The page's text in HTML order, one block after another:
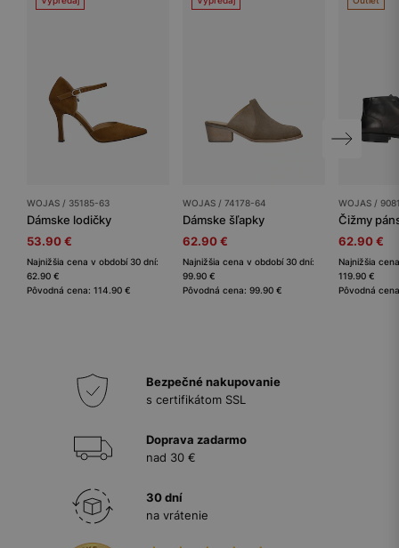
WOJAS / 35185-63
Dámske lodičky
53.90 €
Najnižšia cena v období 30 dní:
62.90 €
Pôvodná cena: 114.90 €
WOJAS / 74178-64
Dámske šľapky
62.90 €
Najnižšia cena v období 30 dní:
99.90 €
Pôvodná cena: 99.90 €
WOJAS /
Čižmy
62.90 €
Najnižšia
119.90 €
Pôvodná
Bezpečné nakupovanie
s certifikátom SSL
Doprava zadarmo
nad 30 €
30 dní
na vrátenie